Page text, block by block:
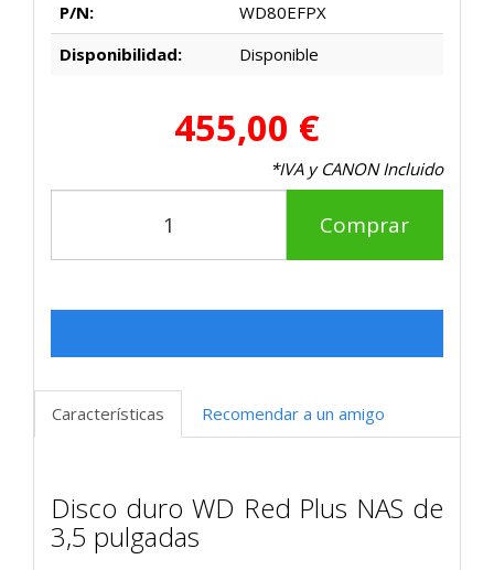
P/N:
WD80EFPX
Disponibilidad:
Disponible
455,00 €
*IVA y CANON Incluido
Comprar
Características Recomendar a un amigo
Disco duro WD Red Plus NAS de
3,5 pulgadas